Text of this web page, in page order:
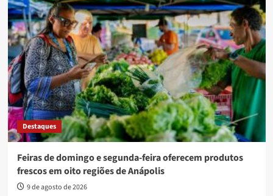
Destaques
Feiras de domingo e segunda-feira oferecem produtos
frescos em oito regiões de Anápolis
9 de agosto de 2026